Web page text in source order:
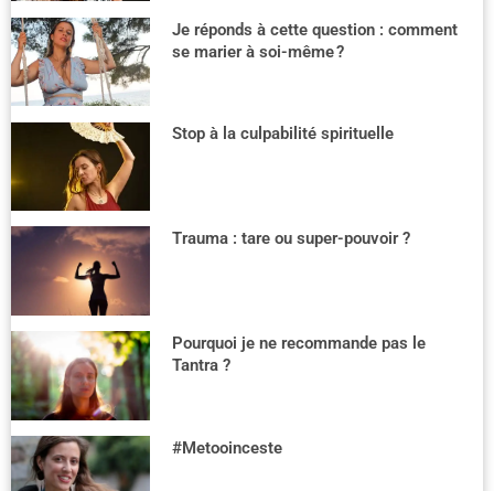
Je réponds à cette question : comment
se marier à soi-même ?
Stop à la culpabilité spirituelle
Trauma : tare ou super-pouvoir ?
Pourquoi je ne recommande pas le
Tantra ?
#Metooinceste